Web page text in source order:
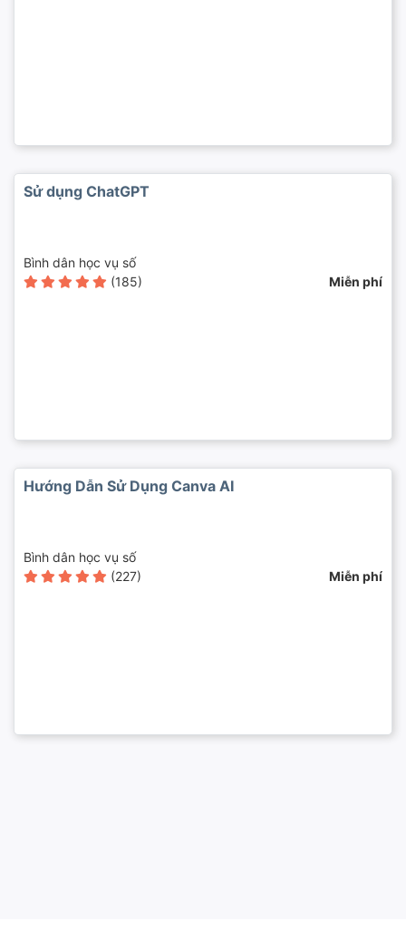
Sử dụng ChatGPT
Bình dân học vụ số
(185)
Miễn phí
Hướng Dẫn Sử Dụng Canva AI
Bình dân học vụ số
(227)
Miễn phí